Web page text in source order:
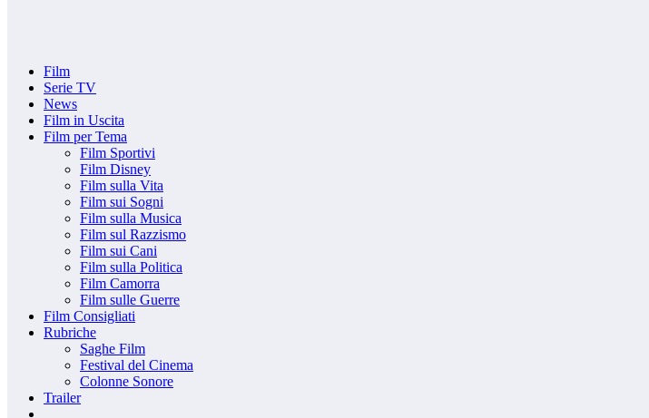
Film
Serie TV
News
Film in Uscita
Film per Tema
Film Sportivi
Film Disney
Film sulla Vita
Film sui Sogni
Film sulla Musica
Film sul Razzismo
Film sui Cani
Film sulla Politica
Film Camorra
Film sulle Guerre
Film Consigliati
Rubriche
Saghe Film
Festival del Cinema
Colonne Sonore
Trailer